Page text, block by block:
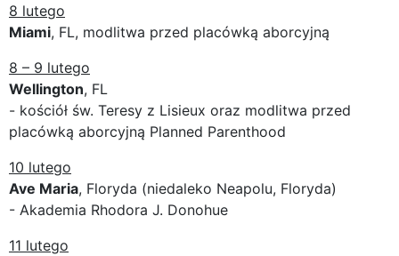
8 lutego
Miami, FL, modlitwa przed placówką aborcyjną
8 – 9 lutego
Wellington, FL
- kościół św. Teresy z Lisieux oraz modlitwa przed
placówką aborcyjną Planned Parenthood
10 lutego
Ave Maria, Floryda (niedaleko Neapolu, Floryda)
- Akademia Rhodora J. Donohue
11 lutego